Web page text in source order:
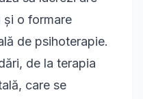
și o formare
de psihoterapie.
de la terapia
care se